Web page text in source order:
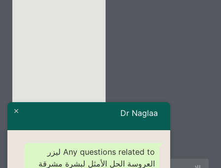
إشترك ليصلك كل جديد
Dr Naglaa
Any questions related to ليزر
العروسة الحل الأمثل لبشرة مشرقة